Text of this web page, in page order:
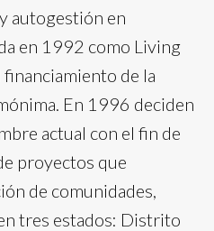
autogestión en
en 1992 como Living
financiamiento de la
En 1996 deciden
actual con el fin de
proyectos que
de comunidades,
tres estados: Distrito